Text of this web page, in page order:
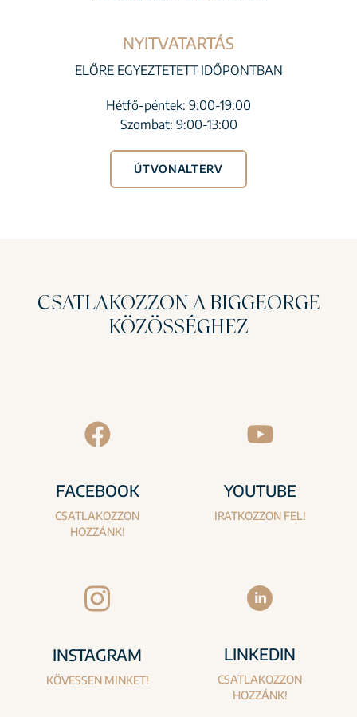
NYITVATARTÁS
ELŐRE EGYEZTETETT IDŐPONTBAN
Hétfő-péntek: 9:00-19:00
Szombat: 9:00-13:00
ÚTVONALTERV
CSATLAKOZZON A BIGGEORGE
KÖZÖSSÉGHEZ
FACEBOOK
CSATLAKOZZON
HOZZÁNK!
YOUTUBE
IRATKOZZON FEL!
INSTAGRAM
KÖVESSEN MINKET!
LINKEDIN
CSATLAKOZZON
HOZZÁNK!